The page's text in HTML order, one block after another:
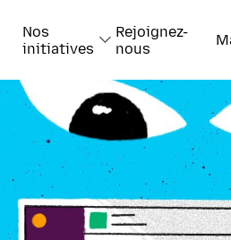
Nos
initiatives
Rejoignez-
nous